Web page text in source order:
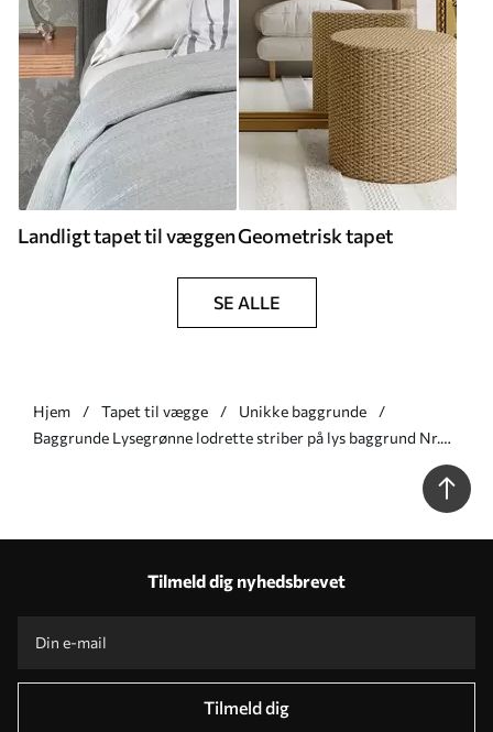
Landligt tapet til væggenGeometrisk tapet
SE ALLE
Hjem Tapet til vægge
Unikke baggrunde
Baggrunde Lysegrønne lodrette striber på lys baggrund Nr.
Tilmeld dig nyhedsbrevet
Tilmeld dig